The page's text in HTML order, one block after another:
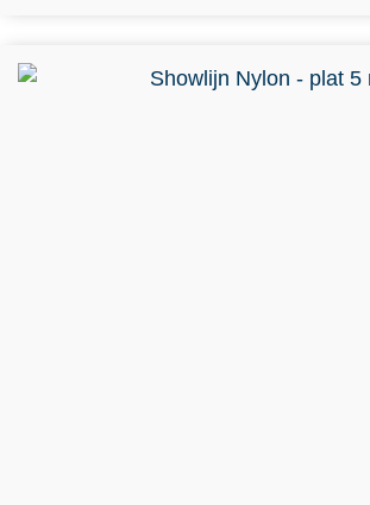
Dit product heeft meerdere variaties.
gekozen worden op de